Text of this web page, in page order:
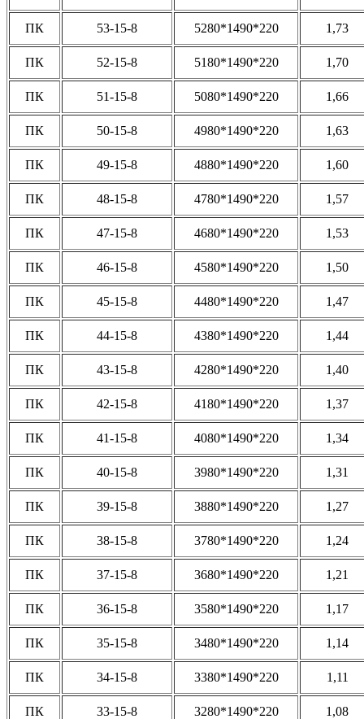
ПК 53-15-8 5280*1490*220 1,73
ПК 52-15-8 5180*1490*220 1,70
ПК 51-15-8 5080*1490*220 1,66
ПК 50-15-8 4980*1490*220 1,63
ПК 49-15-8 4880*1490*220 1,60
ПК 48-15-8 4780*1490*220 1,57
ПК 47-15-8 4680*1490*220 1,53
ПК 46-15-8 4580*1490*220 1,50
ПК 45-15-8 4480*1490*220 1,47
ПК 44-15-8 4380*1490*220 1,44
ПК 43-15-8 4280*1490*220 1,40
ПК 42-15-8 4180*1490*220 1,37
ПК 41-15-8 4080*1490*220 1,34
ПК 40-15-8 3980*1490*220 1,31
ПК 39-15-8 3880*1490*220 1,27
ПК 38-15-8 3780*1490*220 1,24
ПК 37-15-8 3680*1490*220 1,21
ПК 36-15-8 3580*1490*220 1,17
ПК 35-15-8 3480*1490*220 1,14
ПК 34-15-8 3380*1490*220 1,11
ПК 33-15-8 3280*1490*220 1,08